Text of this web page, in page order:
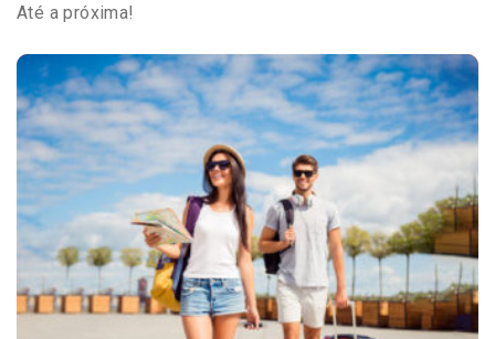
Até a próxima!